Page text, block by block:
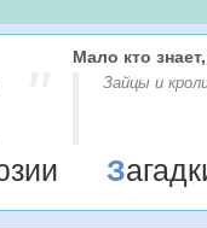
Мало кто
Зайцы и